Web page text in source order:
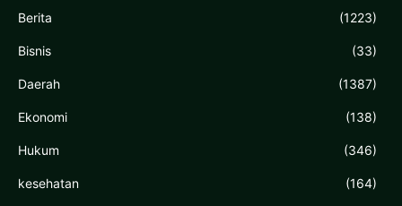
Berita (1223)
Bisnis (33)
Daerah (1387)
Ekonomi (138)
Hukum (346)
kesehatan (164)